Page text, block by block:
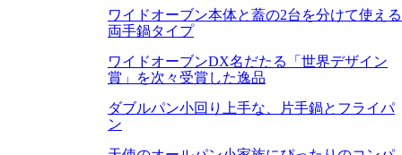
ワイドオーブン本体と蓋の2台を分けて使える
両手鍋タイプ
ワイドオーブンDX名だたる「世界デザイン
賞」を次々受賞した逸品
ダブルパン小回り上手な、片手鍋とフライパ
ン